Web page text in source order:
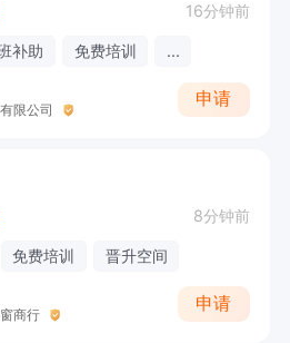
16分钟前
补助 免费培训 ...
限公司
申请
8分钟前
免费培训 晋升空间
商行
申请